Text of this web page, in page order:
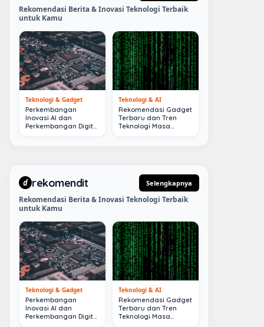
Rekomendasi Berita & Inovasi Teknologi Terbaik
untuk Kamu
Teknologi & Gadget
Perkembangan
Inovasi AI dan
Perkembangan Digital
Teknologi & AI
Rekomendasi Gadget
Terbaru dan Tren
Teknologi Masa
d rekomendit Selengkapnya
Rekomendasi Berita & Inovasi Teknologi Terbaik
untuk Kamu
Teknologi & Gadget
Perkembangan
Inovasi AI dan
Perkembangan Digital
Teknologi & AI
Rekomendasi Gadget
Terbaru dan Tren
Teknologi Masa